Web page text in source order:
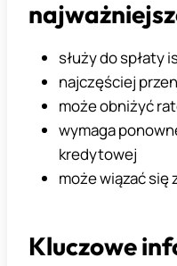
służy do spłaty
najczęściej
może obniżyć
wymaga
kredytowej
może wiązać się
Kluczowe